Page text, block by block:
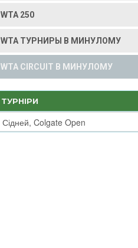
WTA 250
WTA ТУРНИРЫ В МИНУЛОМУ
WTA CIRCUIT В МИНУЛОМУ
ТУРНІРИ